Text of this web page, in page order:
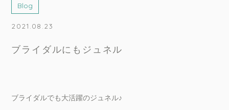
Blog
2021.08.23
ブライダルにもジュネル
ブライダルでも大活躍のジュネル♪